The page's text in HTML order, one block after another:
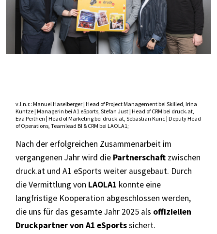
v.l.n.r.: Manuel Haselberger | Head of Project Management bei Skilled, Irina
Kuntze | Managerin bei A1 eSports, Stefan Just | Head of CRM bei druck.at,
Eva Perthen | Head of Marketing bei druck.at, Sebastian Kunc | Deputy Head
of Operations, Teamlead BI & CRM bei LAOLA1;
Nach der erfolgreichen Zusammenarbeit im
vergangenen Jahr wird die Partnerschaft zwischen
druck.at und A1 eSports weiter ausgebaut. Durch
die Vermittlung von LAOLA1 konnte eine
langfristige Kooperation abgeschlossen werden,
die uns für das gesamte Jahr 2025 als offiziellen
Druckpartner von A1 eSportssichert.